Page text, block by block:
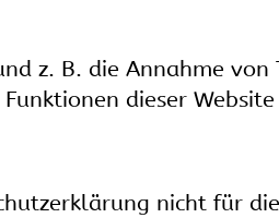
z. B. die Annahme
dieser
nicht für